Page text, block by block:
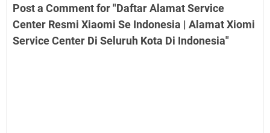
Post a Comment for "Daftar Alamat Service
Center Resmi Xiaomi Se Indonesia | Alamat Xiomi
Service Center Di Seluruh Kota Di Indonesia"